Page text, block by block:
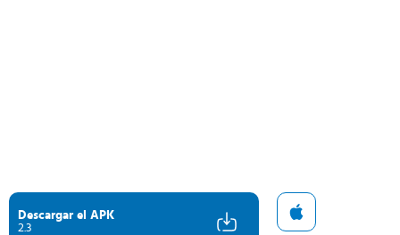
Descargar el APK
2.3